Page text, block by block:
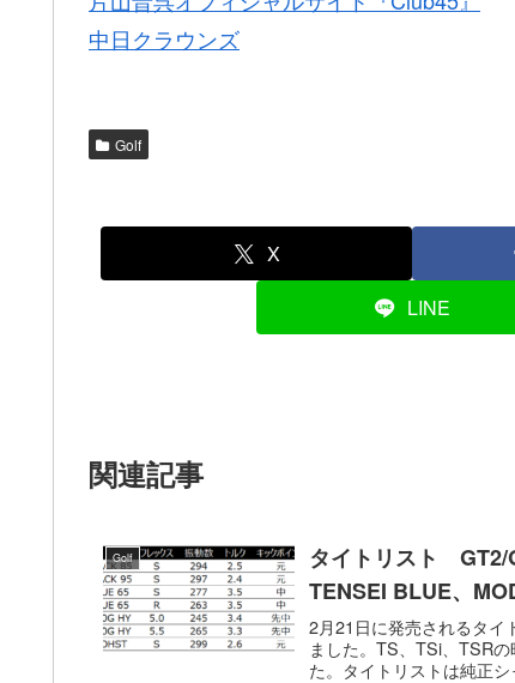
中日クラウンズ
Golf
X
LINE
関連記事
Golf
タイトリスト GT2/
TENSEI BLUE、
2月21日に発売されるタイ
ました。TS、TSi、TSR
た。タイトリストは純正